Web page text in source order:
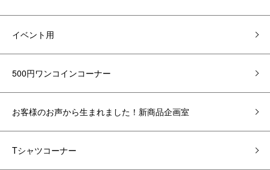
イベント用
500円ワンコインコーナー
お客様のお声から生まれました！新商品企画室
Tシャツコーナー